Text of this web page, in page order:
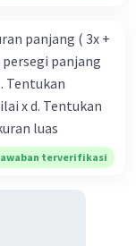
panjang ( 3x +
panjang
Tentukan
x d. Tentukan
luas
terverifikasi